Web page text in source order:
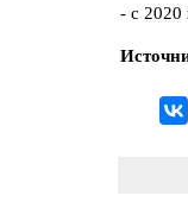
- с 2020